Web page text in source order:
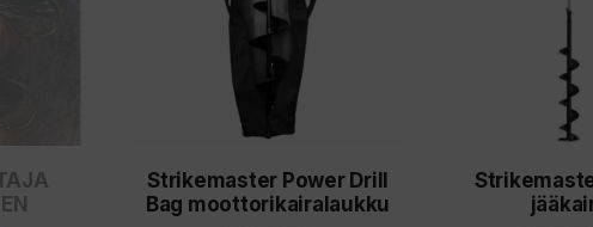
Strikemaster Power Drill
Bag moottorikairalaukku
tuotteen